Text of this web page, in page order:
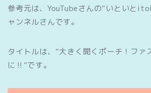
参考元は、YouTubeさんの”いといと
ャンネルさんです。
タイトルは、”大きく開くポーチ！ファ
に‼”です。